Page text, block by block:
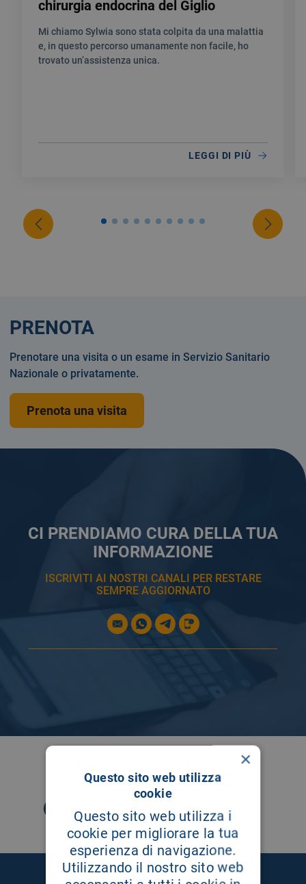
chirurgia endocrina del Giglio
Mi chiamo Sylwia sono stata colpita da una malattia
e, in questo percorso umanamente non facile, ho
trovato un’assistenza unica.
LEGGI DI PIÙ
CI PRENDIAMO CURA DELLA TUA
INFORMAZIONE
ISCRIVITI AI NOSTRI CANALI PER RESTARE
SEMPRE AGGIORNATO
PRENOTA
Prenotare una visita o un esame in Servizio Sanitario
Nazionale o privatamente.
Prenota una visita
×
Questo sito web utilizza
cookie
Questo sito web utilizza i
cookie per migliorare la tua
esperienza di navigazione.
Utilizzando il nostro sito web